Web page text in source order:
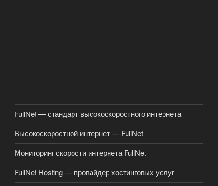
FullNet — стандарт высокоскоростного интернета
Высокоскоростной интернет — FullNet
Мониторинг скорости интернета FullNet
FullNet Hosting — провайдер хостинговых услуг